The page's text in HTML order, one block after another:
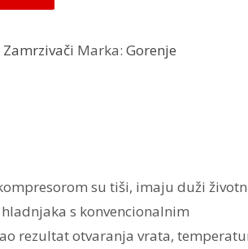
Zamrzivači Marka: Gorenje
su tiši, imaju duži
s konvencionalnim
rezultat otvaranja vrata,